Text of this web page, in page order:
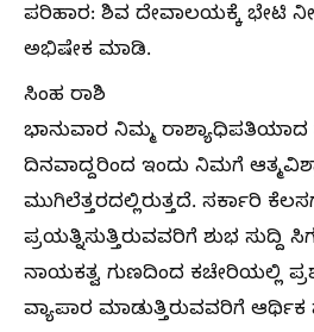
ಪರಿಹಾರ: ಶಿವ ದೇವಾಲಯಕ್ಕೆ ಭೇಟಿ
ಅಭಿಷೇಕ ಮಾಡಿ.
ಸಿಂಹ ರಾಶಿ
ಭಾನುವಾರ ನಿಮ್ಮ
ದಿನವಾದ್ದರಿಂದ ಇಂದು ನಿಮಗೆ
ಮುಗಿಲೆತ್ತರದಲ್ಲಿರುತ್ತದೆ. ಸರ್ಕಾರಿ
ಪ್ರಯತ್ನಿಸುತ್ತಿರುವವರಿಗೆ ಶುಭ ಸುದ್ದಿ
ನಾಯಕತ್ವ ಗುಣದಿಂದ ಕಚೇರಿಯಲ್ಲಿ
ವ್ಯಾಪಾರ ಮಾಡುತ್ತಿರುವವರಿಗೆ ಆರ್ಥಿಕ